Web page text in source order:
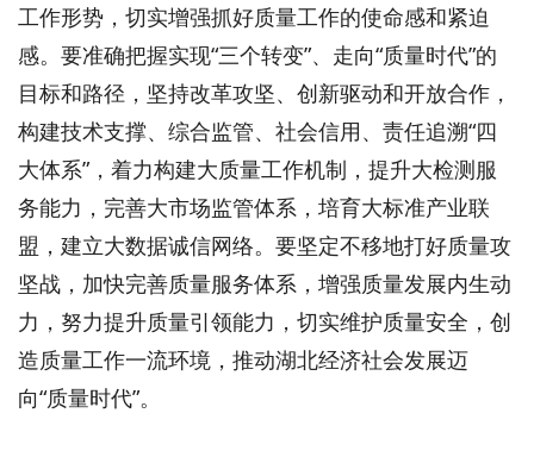
工作形势，切实增强抓好质量工作的使命感和紧迫
感。要准确把握实现“三个转变”、走向“质量时代”的
目标和路径，坚持改革攻坚、创新驱动和开放合作，
构建技术支撑、综合监管、社会信用、责任追溯“四
大体系”，着力构建大质量工作机制，提升大检测服
务能力，完善大市场监管体系，培育大标准产业联
盟，建立大数据诚信网络。要坚定不移地打好质量攻
坚战，加快完善质量服务体系，增强质量发展内生动
力，努力提升质量引领能力，切实维护质量安全，创
造质量工作一流环境，推动湖北经济社会发展迈
向“质量时代”。